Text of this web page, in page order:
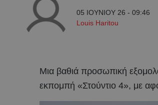
05 ΙΟΥΝΙΟΥ 26 - 09:46
Louis Haritou
Μια βαθιά προσωπική
εκπομπή «Στούντιο 4», με